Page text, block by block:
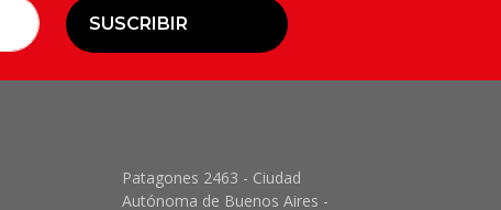
SUSCRIBIR
Patagones 2463 - Ciudad
Autónoma de Buenos Aires -